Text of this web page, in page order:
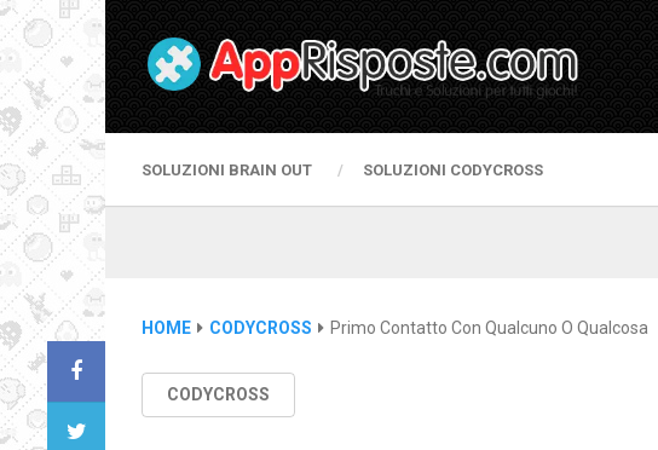
SOLUZIONI BRAIN OUT SOLUZIONI CODYCROSS
HOME CODYCROSS Primo Contatto Con Qualcuno O Qualcosa
CODYCROSS